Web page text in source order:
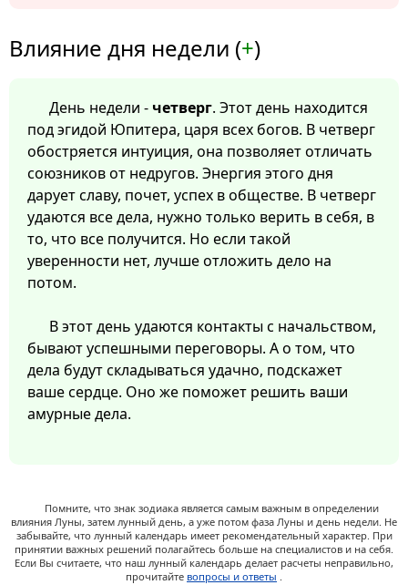
Влияние дня недели (+)
День недели - четверг. Этот день находится
под эгидой Юпитера, царя всех богов. В четверг
обостряется интуиция, она позволяет отличать
союзников от недругов. Энергия этого дня
дарует славу, почет, успех в обществе. В четверг
удаются все дела, нужно только верить в себя, в
то, что все получится. Но если такой
уверенности нет, лучше отложить дело на
потом.
В этот день удаются контакты с начальством,
бывают успешными переговоры. А о том, что
дела будут складываться удачно, подскажет
ваше сердце. Оно же поможет решить ваши
амурные дела.
Помните, что знак зодиака является самым важным в определении
влияния Луны, затем лунный день, а уже потом фаза Луны и день недели. Не
забывайте, что лунный календарь имеет рекомендательный характер. При
принятии важных решений полагайтесь больше на специалистов и на себя.
Если Вы считаете, что наш лунный календарь делает расчеты неправильно,
прочитайте вопросы и ответы .